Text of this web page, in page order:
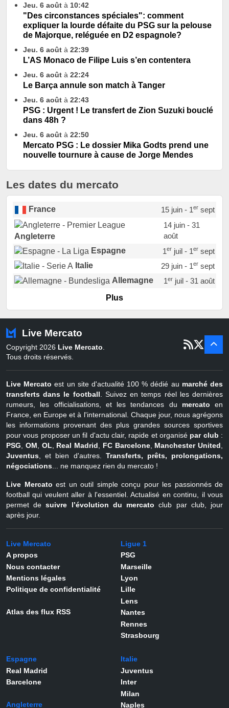
Jeu. 6 août à 10:42
"Des circonstances spéciales": comment
expliquer la lourde défaite du PSG sur la pelouse
de Majorque, reléguée en D2 espagnole?
Jeu. 6 août à 22:39
L’AS Monaco de Filipe Luis s’en contentera
Jeu. 6 août à 22:24
Le Barça annule son match à Tanger
Jeu. 6 août à 22:43
PSG : Urgent ! Le transfert de Zion Suzuki bouclé
dans 48h ?
Jeu. 6 août à 22:50
Mercato PSG : Le dossier Mika Godts prend une
nouvelle tournure à cause de Jorge Mendes
Les dates du mercato
France 15 juin - 1ersept
Angleterre
14 juin - 31
août
Espagne
1erjuil - 1ersept
Italie
29 juin - 1ersept
Allemagne
1erjuil - 31 août
Portugal
Pays-Bas
22 juin - 2 sept
Belgique
juil - 31
Plus
Live Mercato
Copyright 2026 Live Mercato.
Tous droits réservés.
Live Mercato est un site d'actualité 100 % dédié au marché des
transferts dans le football. Suivez en temps réel les dernières
rumeurs, les officialisations, et les tendances du mercato en
France, en Europe et à l'international. Chaque jour, nous agrégons
les informations provenant des plus grandes sources sportives
pour vous proposer un fil d'actu clair, rapide et organisé par club :
PSG, OM, OL, Real Madrid, FC Barcelone, Manchester United,
Juventus, et bien d'autres. Transferts, prêts, prolongations,
négociations... ne manquez rien du mercato !
Live Mercato est un outil simple conçu pour les passionnés de
football qui veulent aller à l'essentiel. Actualisé en continu, il vous
permet desuivre l’évolution du mercato club par club, jour
après jour.
Live Mercato
A propos
Nous contacter
Mentions légales
Politique de confidentialité
Atlas des flux RSS
Ligue 1
PSG
Marseille
Lyon
Lille
Lens
Nantes
Rennes
Strasbourg
Espagne
Real Madrid
Barcelone
Angleterre
Italie
Juventus
Inter
Milan
Naples